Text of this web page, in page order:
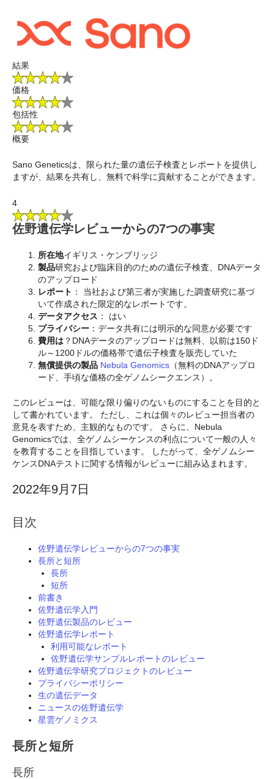
結果
価格
包括性
概要
Sano Geneticsは、限られた量の遺伝子検査とレポートを提供し
ますが、結果を共有し、無料で科学に貢献することができます。
4
佐野遺伝学レビューからの7つの事実
所在地イギリス・ケンブリッジ
製品研究および臨床目的のための遺伝子検査、DNAデータ
のアップロード
レポート ：
当社および第三者が実施した調査研究に基づ
いて作成された限定的なレポートです。
データアクセス ： はい
プライバシー ：データ共有には明示的な同意が必要です
費用は ？DNAデータのアップロードは無料、以前は150ド
ル～1200ドルの価格帯で遺伝子検査を販売していた
無償提供の製品 Nebula Genomics （無料のDNAアップロ
ード、手頃な価格の全ゲノムシークエンス）。
このレビューは、可能な限り偏りのないものにすることを目的と
して書かれています。 ただし、これは個々のレビュー担当者の
意見を表すため、主観的なものです。 さらに、Nebula
Genomicsでは、全ゲノムシーケンスの利点について一般の人々
を教育することを目指しています。 したがって、全ゲノムシー
ケンスDNAテストに関する情報がレビューに組み込まれます。
2022年9月7日
目次
佐野遺伝学レビューからの7つの事実
長所と短所
長所
短所
前書き
佐野遺伝学入門
佐野遺伝製品のレビュー
佐野遺伝学レポート
利用可能なレポート
佐野遺伝学サンプルレポートのレビュー
佐野遺伝学研究プロジェクトのレビュー
プライバシーポリシー
生の遺伝データ
ニュースの佐野遺伝学
星雲ゲノミクス
長所と短所
長所